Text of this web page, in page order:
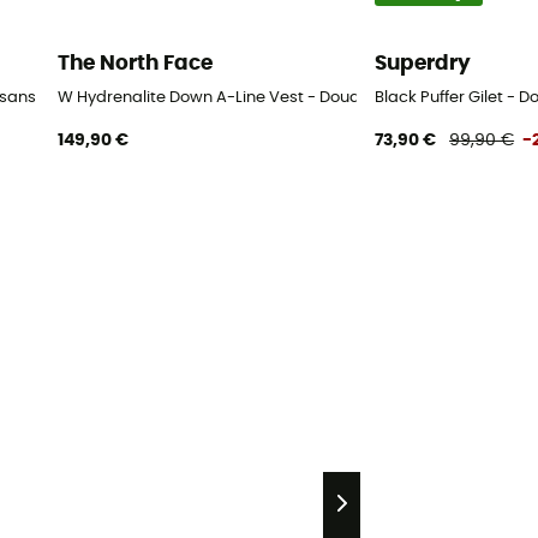
manches femme
The North Face
W Hydrenalite Down A-Line Vest - Doudoune sans manches
149,90 €
Superdry
Black Puffer Gilet -
73,90 € 99,90 € -